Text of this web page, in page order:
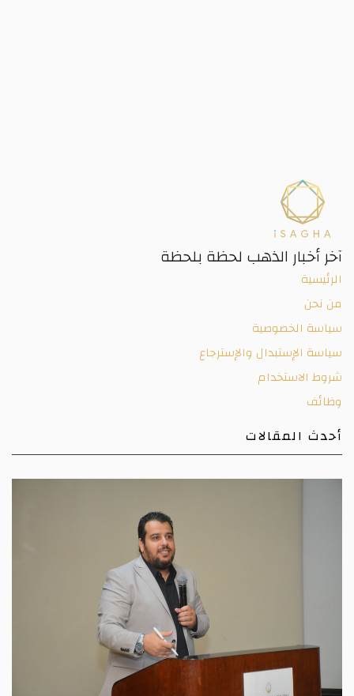
آخر أخبار الذهب لحظة بلحظة
الرئيسية
من نحن
سياسة الخصوصية
سياسة الإستبدال والإسترجاع
شروط الاستخدام
وظائف
أحدث المقالات